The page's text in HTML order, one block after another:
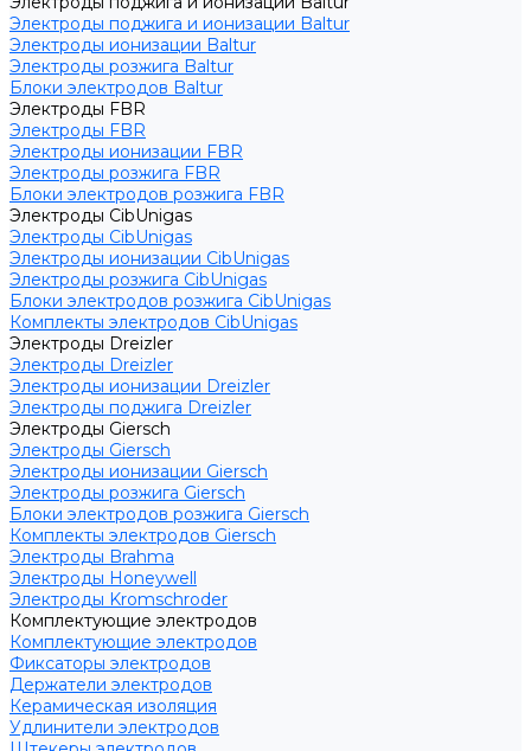
Электроды поджига и ионизации Baltur
Электроды ионизации Baltur
Электроды розжига Baltur
Блоки электродов Baltur
Электроды FBR
Электроды FBR
Электроды ионизации FBR
Электроды розжига FBR
Блоки электродов розжига FBR
Электроды CibUnigas
Электроды CibUnigas
Электроды ионизации CibUnigas
Электроды розжига CibUnigas
Блоки электродов розжига CibUnigas
Комплекты электродов CibUnigas
Электроды Dreizler
Электроды Dreizler
Электроды ионизации Dreizler
Электроды поджига Dreizler
Электроды Giersch
Электроды Giersch
Электроды ионизации Giersch
Электроды розжига Giersch
Блоки электродов розжига Giersch
Комплекты электродов Giersch
Электроды Brahma
Электроды Honeywell
Электроды Kromschroder
Комплектующие электродов
Комплектующие электродов
Фиксаторы электродов
Держатели электродов
Керамическая изоляция
Удлинители электродов